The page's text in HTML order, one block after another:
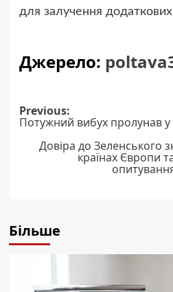
для залучення
Джерело:
Post
navigation
Previous:
Потужний вибух пролунав у
Довіра до Зеленського
країнах Європи
Більше